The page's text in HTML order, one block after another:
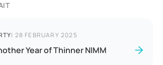
| 28 FEBRUARY 2025
Year of Thinner NIMM